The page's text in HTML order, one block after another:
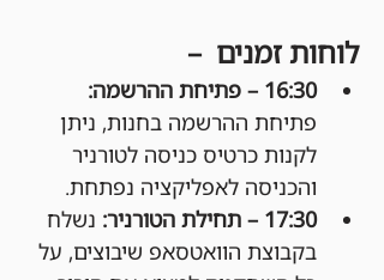
לוחות זמנים  –
16:30 – פתיחת ההרשמה:
פתיחת ההרשמה בחנות, ניתן
לקנות כרטיס כניסה לטורניר
והכניסה לאפליקציה נפתחת.
17:30 – תחילת הטורניר:
נשלח
בקבוצת הוואטסאפ שיבוצים, על